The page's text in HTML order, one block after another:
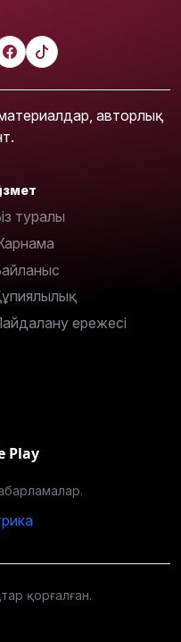
авторлық
туралы
ережесі
Play
қорғалған.